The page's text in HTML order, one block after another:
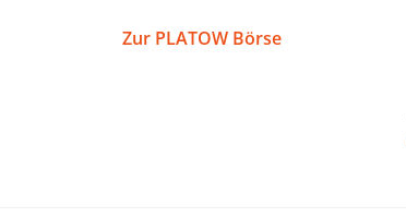
Zur PLATOW Börse